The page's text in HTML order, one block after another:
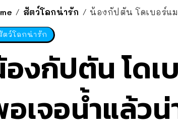
/ สัตว์โลกน่ารัก / น้องกัปตัน โดเบอร์แ
ตว์โลกน่ารัก
งกัปตัน โดเ
เจอน้ำแล้วน่